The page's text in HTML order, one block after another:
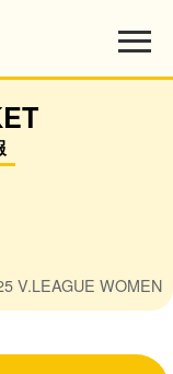
V.LEAGUE WOMEN